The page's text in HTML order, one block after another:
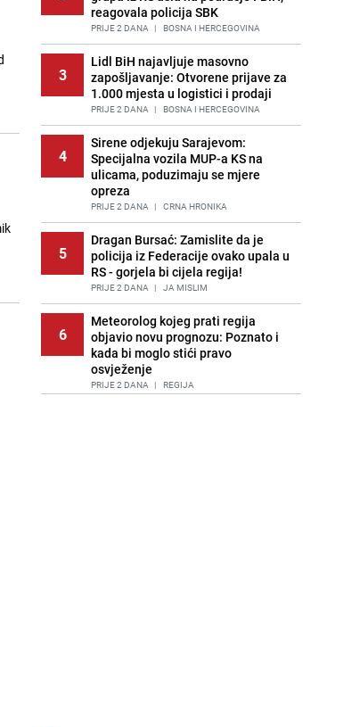
reagovala policija SBK
PRIJE 2 DANA | BOSNA I HERCEGOVINA
3
Lidl BiH najavljuje masovno
zapošljavanje: Otvorene prijave za
1.000 mjesta u logistici i prodaji
PRIJE 2 DANA | BOSNA I HERCEGOVINA
4
Sirene odjekuju Sarajevom:
Specijalna vozila MUP-a KS na
ulicama, poduzimaju se mjere
opreza
PRIJE 2 DANA | CRNA HRONIKA
5
Dragan Bursać: Zamislite da je
policija iz Federacije ovako upala u
RS - gorjela bi cijela regija!
PRIJE 2 DANA | JA MISLIM
6
Meteorolog kojeg prati regija
objavio novu prognozu: Poznato i
kada bi moglo stići pravo
osvježenje
PRIJE 2 DANA | REGIJA